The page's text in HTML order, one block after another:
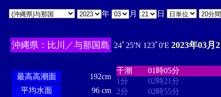
年 月 日
沖縄県：比川／与那国島 24ﾟ25'N 123ﾟ0'E 2023年03月
最高高潮面
192cm
平均水面
96 cm
干潮
01時05分
1分
02時21分
2分
02時55分